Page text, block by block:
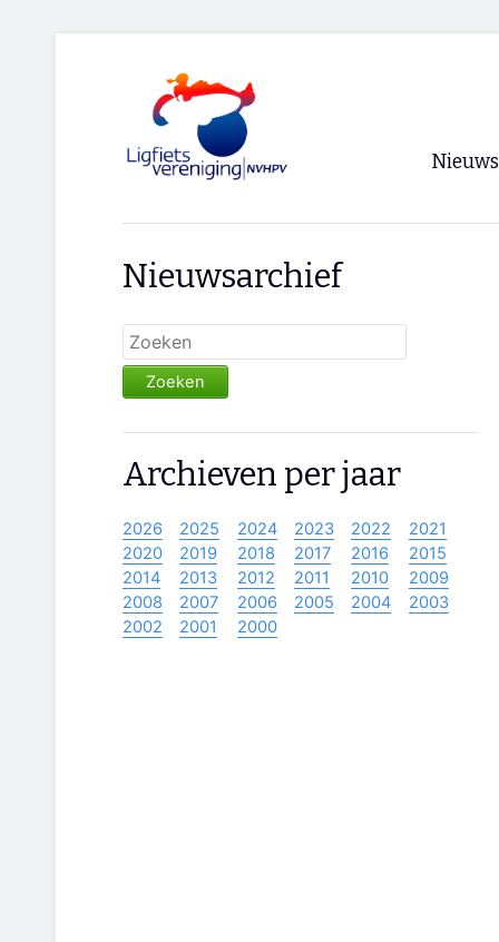
Nieuws
Nieuwsarchief
Zoeken
Archieven per jaar
2026 2025 2024 2023 2022
2021
2020
2019 2018 2017 2016
2015
2014
2013 2012 2011 2010
2009
2008
2007 2006 2005 2004
2003
2002
2001 2000